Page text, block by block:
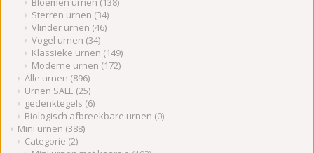
Sterren urnen (34)
Vlinder urnen (46)
Vogel urnen (34)
Klassieke urnen (149)
Moderne urnen (172)
Alle urnen (896)
Urnen SALE (25)
gedenktegels (6)
Biologisch afbreekbare urnen (0)
Mini urnen (388)
Categorie (2)